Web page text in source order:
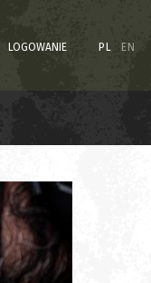
LOGOWANIE PL EN